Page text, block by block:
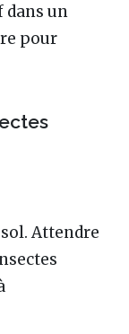
dans un
pour
Attendre